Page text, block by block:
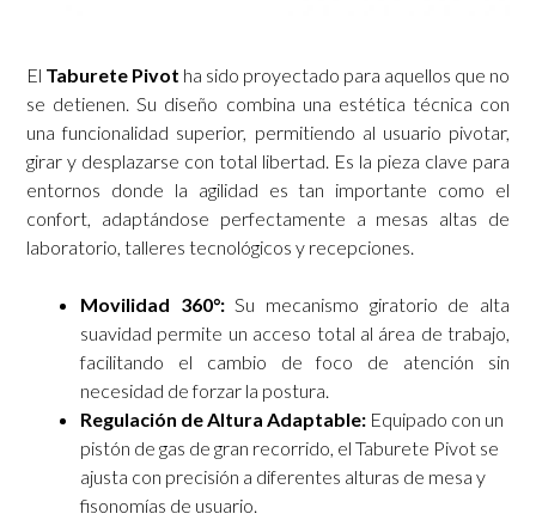
El Taburete Pivot ha sido proyectado para aquellos que no
se detienen. Su diseño combina una estética técnica con
una funcionalidad superior, permitiendo al usuario pivotar,
girar y desplazarse con total libertad. Es la pieza clave para
entornos donde la agilidad es tan importante como el
confort, adaptándose perfectamente a mesas altas de
laboratorio, talleres tecnológicos y recepciones.
Movilidad 360°:Su mecanismo giratorio de alta
suavidad permite un acceso total al área de trabajo,
facilitando el cambio de foco de atención sin
necesidad de forzar la postura.
Regulación de Altura Adaptable: Equipado con un
pistón de gas de gran recorrido, el Taburete Pivot se
ajusta con precisión a diferentes alturas de mesa y
fisonomías de usuario.